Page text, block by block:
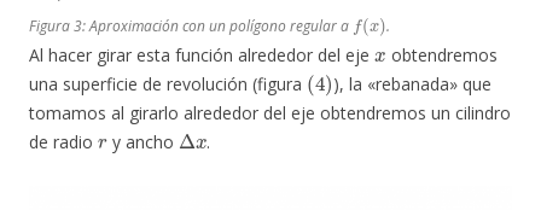
Figura 3: Aproximación con un polígono regular a
(x
.
Al hacer girar esta función alrededor del eje
x
obtendremos
una superficie de revolución (figura
(4)
), la «rebanada» que
tomamos al girarlo alrededor del eje obtendremos un cilindro
de radio
r
y ancho
Δx
.